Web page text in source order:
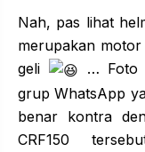
Nah, pas lihat
merupakan
geli
… Foto
grup WhatsApp
benar kontra
CRF150